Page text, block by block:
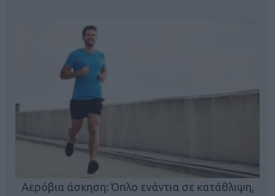
Αερόβια άσκηση: Όπλο ενάντια σε κατάθλιψη,